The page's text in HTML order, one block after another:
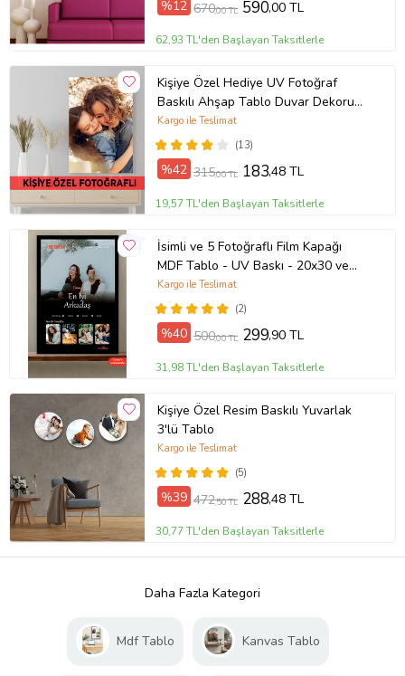
%12 670,00 TL 590,00 TL
62,93 TL'den Başlayan Taksitlerle
Kişiye Özel Hediye UV Fotoğraf
Baskılı Ahşap Tablo Duvar Dekoru
20X30cm
(13)
Kargo ile Teslimat
%42 315,00 TL 183,48 TL
19,57 TL'den Başlayan Taksitlerle
İsimli ve 5 Fotoğraflı Film Kapağı
MDF Tablo - UV Baskı - 20x30 ve
30x40 cm Seçenekli
(2)
Kargo ile Teslimat
%40 500,00 TL 299,90 TL
31,98 TL'den Başlayan Taksitlerle
Kişiye Özel Resim Baskılı Yuvarlak
3'lü Tablo
(5)
Kargo ile Teslimat
%39 472,50 TL 288,48 TL
30,77 TL'den Başlayan Taksitlerle
Daha Fazla Kategori
Mdf Tablo Kanvas Tablo